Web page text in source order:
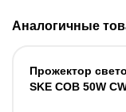
Аналогичные
Прожектор
SKE COB 50W